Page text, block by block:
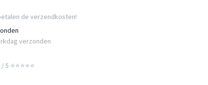
de verzendkosten!
verzonden
⭐⭐⭐⭐⭐